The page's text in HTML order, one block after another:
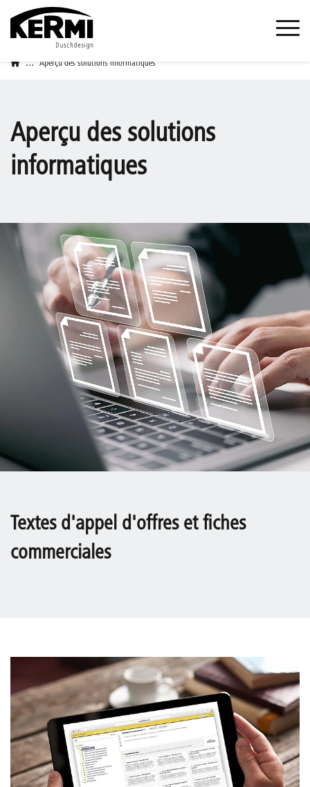
... Aperçu des solutions informatiques
Aperçu des solutions
informatiques
Textes d'appel d'offres et fiches
commerciales